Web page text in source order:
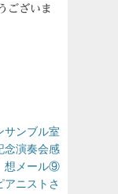
ございま
サンブル室
念演奏会感
想メール⑨
アニストさ